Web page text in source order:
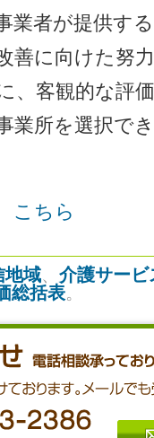
業者が提供す
善に向けた努
、客観的な評
業所を選択で
こちら
地域、 介護サービ
総括表。